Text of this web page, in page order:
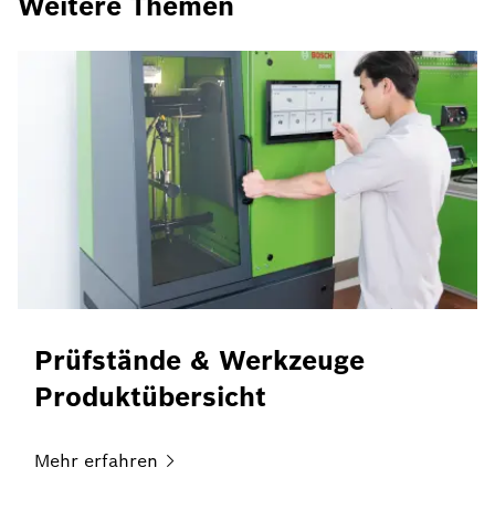
Prüfstände & Werkzeuge
Produktübersicht
Mehr erfahren